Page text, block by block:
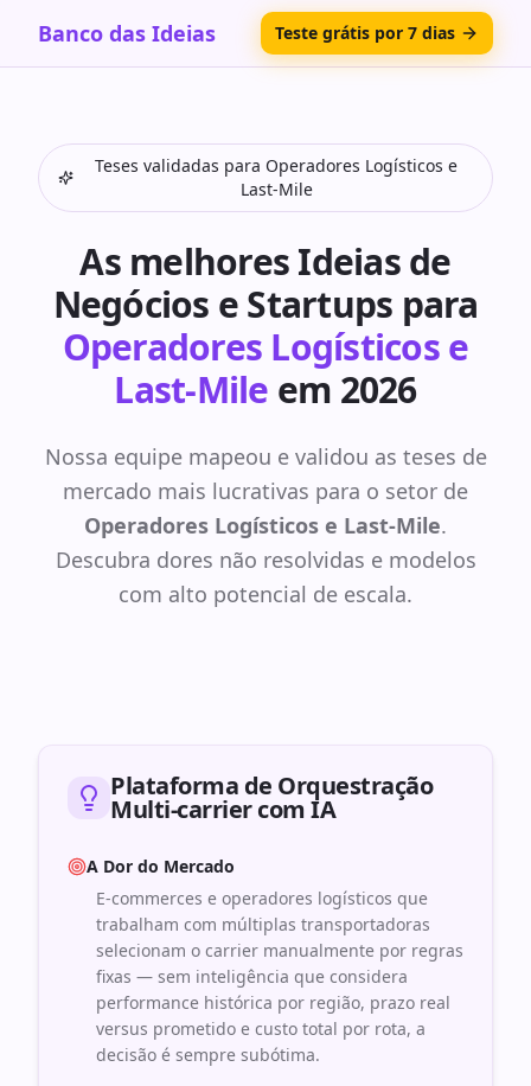
Banco das Ideias Teste grátis por 7 dias
Teses validadas para Operadores Logísticos e
Last-Mile
As melhores Ideias de
Negócios e Startups para
Operadores Logísticos e
Last-Mile em 2026
Nossa equipe mapeou e validou as teses de
mercado mais lucrativas para o setor de
Operadores Logísticos e Last-Mile.
Descubra dores não resolvidas e modelos
com alto potencial de escala.
Plataforma de Orquestração
Multi-carrier com IA
A Dor do Mercado
E-commerces e operadores logísticos que
trabalham com múltiplas transportadoras
selecionam o carrier manualmente por regras
fixas — sem inteligência que considera
performance histórica por região, prazo real
versus prometido e custo total por rota, a
decisão é sempre subótima.